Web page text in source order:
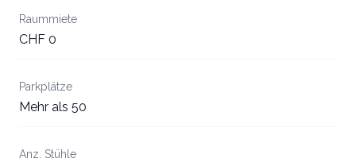
Raummiete
CHF 0
Parkplätze
Mehr als 50
Anz. Stühle